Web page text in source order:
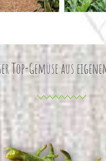
Top-Gemüse aus